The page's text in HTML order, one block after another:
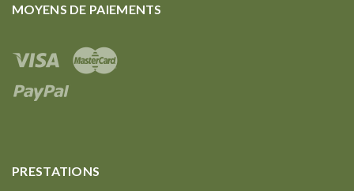
MOYENS DE PAIEMENTS
PRESTATIONS